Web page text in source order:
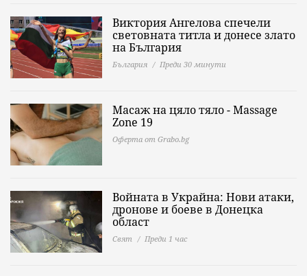
Виктория Ангелова спечели
световната титла и донесе злато
на България
България Преди 30 минути
Масаж на цяло тяло - Massage
Zone 19
Оферта от Grabo.bg
Войната в Украйна: Нови атаки,
дронове и боеве в Донецка
област
Свят Преди 1 час